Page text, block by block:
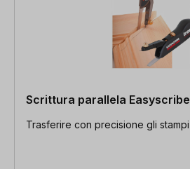
Scrittura parallela Easyscribe
Trasferire con precisione gli stampi